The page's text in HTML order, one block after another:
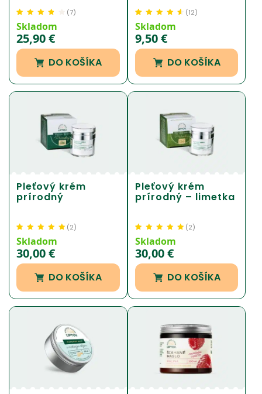
Hodnotenie
3.71 z 5 na
základe
7
zákazníckej
recenzie
(7)
Skladom
25,90€
DO KOŠÍKA
Hodnotenie
z 5 na základe
12
zákazníckej
recenzie
(12)
Skladom
9,50€
DO KOŠÍKA
Pleťový krém
prírodný
Hodnotenie
5 na základe
1
zákazníckej
recenzie
(2)
Skladom
30,00€
DO KOŠÍKA
Pleťový krém
prírodný – limetka
Hodnotenie
5 na základe
1
zákazníckej
recenzie
(2)
Skladom
30,00€
DO KOŠÍKA